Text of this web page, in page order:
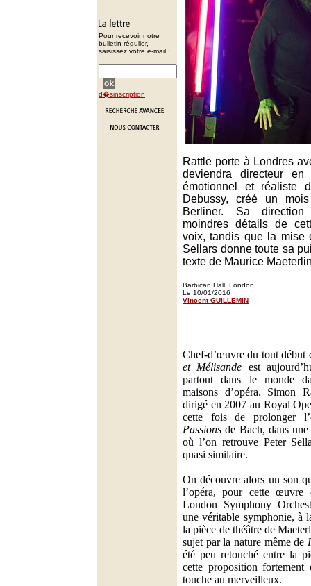
Pour recevoir notre
bulletin régulier,
saisissez votre e-mail :
d�sinscription
Rattle porte à Londres
deviendra directeur
émotionnel et réaliste
Debussy, créé un
Berliner. Sa
moindres détails de
voix, tandis que la mise
Sellars donne toute sa
texte de Maurice
Barbican Hall, London
Le 10/01/2016
Vincent GUILLEMIN
Chef-d’œuvre du tout
et Mélisande est
partout dans le monde
maisons d’opéra. Simon
dirigé en 2007 au Royal
cette fois de prolonger
Passions de Bach, dans
où l’on retrouve Peter
quasi similaire.
On découvre alors un son
l’opéra, pour cette œuvre
London Symphony
une véritable symphonie, à
la pièce de théâtre de
sujet par la nature même de
été peu retouché entre la
cette proposition fortement
touche au merveilleux.